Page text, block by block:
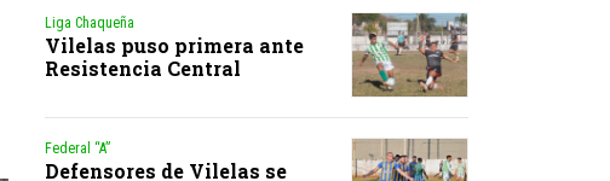
Liga Chaqueña
Vilelas puso primera ante
Resistencia Central
Federal “A”
Defensores de Vilelas se